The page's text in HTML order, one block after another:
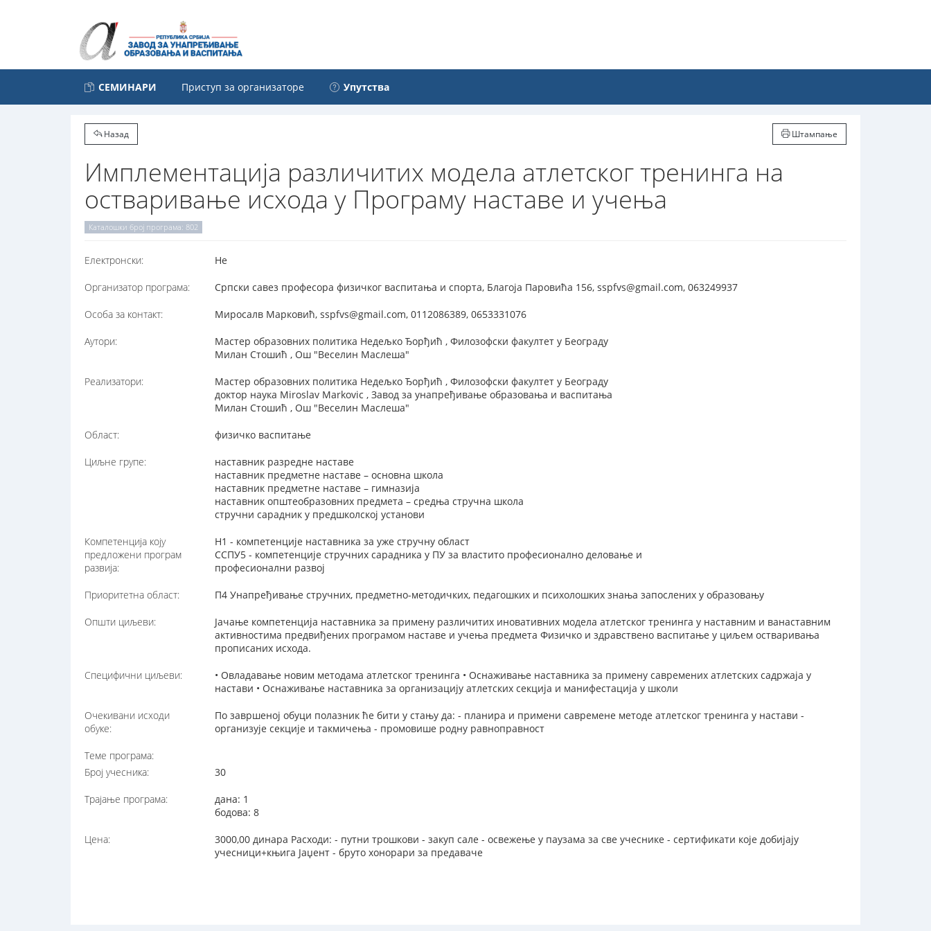
СЕМИНАРИ Приступ за организаторе Упутства
Назад Штампање
Имплементација различитих модела атлетског тренинга на
остваривање исхода у Програму наставе и учења
Каталошки број програма: 802
Електронски: Не
Организатор програма: Српски савез професора физичког васпитања и спорта, Благоја Паровића 156, sspfvs@gmail.com, 063249937
Особа за контакт: Миросалв Марковић, sspfvs@gmail.com, 0112086389, 0653331076
Аутори:
Мастер образовних политика Недељко Ђорђић , Филозофски факултет у Београду
Милан Стошић , Ош "Веселин Маслеша"
Реализатори:
Мастер образовних политика Недељко Ђорђић , Филозофски факултет у Београду
доктор наука Miroslav Markovic , Завод за унапређивање образовања и васпитања
Милан Стошић , Ош "Веселин Маслеша"
Област: физичко васпитање
Циљне групе:
наставник разредне наставе
наставник предметне наставе – основна школа
наставник предметне наставе – гимназија
наставник општеобразовних предмета – средња стручна школа
стручни сарадник у предшколској установи
Компетенција коју
предложени програм
развија:
Н1 - компетенције наставника за уже стручну област
ССПУ5 - компетенције стручних сарадника у ПУ за властито професионално деловање и
професионални развој
Приоритетна област: П4 Унапређивање стручних, предметно-методичких, педагошких и психолошких знања запослених у образовању
Општи циљеви:
Јачање компетенција наставника за примену различитих иновативних модела атлетског тренинга у наставним и ванаставним
активностима предвиђених програмом наставе и учења предмета Физичко и здравствено васпитање у циљем остваривања
прописаних исхода.
Специфични циљеви:
• Овладавање новим методама атлетског тренинга • Оснаживање наставника за примену савремених атлетских садржаја у
настави • Оснаживање наставника за организацију атлетских секција и манифестација у школи
Очекивани исходи
обуке:
По завршеној обуци полазник ће бити у стању да: - планира и примени савремене методе атлетског тренинга у настави -
организује секције и такмичења - промовише родну равноправност
Теме програма:
Број учесника:
30
Трајање програма:
дана: 1
бодова: 8
Цена:
3000,00 динара Расходи: - путни трошкови - закуп сале - освежење у паузама за све учеснике - сертификати које добијају
учесници+књига Јаџент - бруто хонорари за предаваче